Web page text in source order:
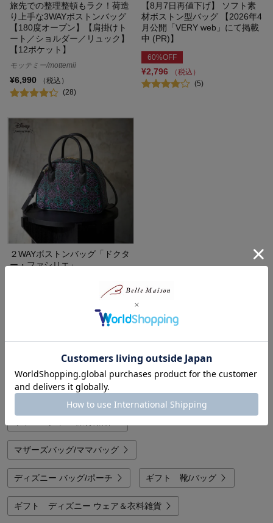
旅先での整理整頓もラク！荷造
り上手な3WAYボストンバッグ
【180度オープン】【肩掛けト
ート／ショルダー／リュック】
【12ポケット】
モッテミー/mottemii
¥6,990
（税込）
(28)
【8月7日再値下げ】 ソフト素
材ボストン型バッグ 【2026年4
月公開「VERY web」にて掲載
中 (PR)】
60%OFF
¥2,796
（税込）
(5)
２WAYボストンバッグ「ドクタ
ー・ファシリエ」
1
関連カテゴリから探す
マザーズバッグ/ママバッグ
ディズニー バッグ/ポーチ ギフト 靴/バッグ
ギフト ディズニー ウェア＆衣料雑貨